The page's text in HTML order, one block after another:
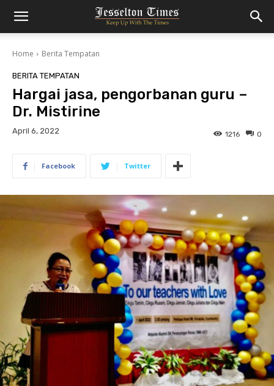
Home Berita Tempatan
BERITA TEMPATAN
Hargai jasa, pengorbanan guru –
Dr. Mistirine
April 6, 2022 0
1216
Facebook Twitter